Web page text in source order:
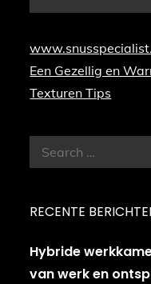
Een Gezellig en
Texturen Tips
Search
for:
RECENTE
Hybride
van werk en